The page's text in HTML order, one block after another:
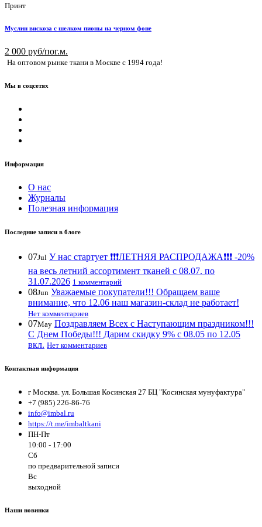
Принт
Муслин вискоза с шелком пионы на черном фоне
2 000 руб/пог.м.
На оптовом рынке ткани в Москве с 1994 года!
Мы в соцсетях
Информация
О нас
Журналы
Полезная информация
Последние записи в блоге
07Jul У нас стартует ❗️❗️❗️ЛЕТНЯЯ РАСПРОДАЖА❗️❗️❗️ -20%
на весь летний ассортимент тканей с 08.07. по
31.07.2026 1 комментарий
08Jun Уважаемые покупатели!!! Обращаем ваше
внимание, что 12.06 наш магазин-склад не работает!
Нет комментариев
07May Поздравляем Всех с Наступающим праздником!!!
С Днем Победы!!! Дарим скидку 9% с 08.05 по 12.05
вкл. Нет комментариев
Контактная информация
г Москва. ул. Большая Косинская 27 БЦ "Косинская мунуфактура"
+7 (985) 226-86-76
info@imbal.ru
https://t.me/imbaltkani
ПН-Пт
10:00 - 17:00
Сб
по предварительной записи
Вс
выходной
Наши новинки